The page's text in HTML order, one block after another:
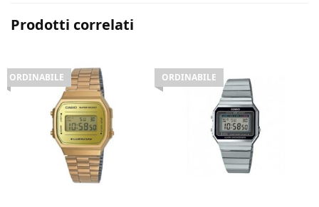
Prodotti correlati
ORDINABILE ORDINABILE